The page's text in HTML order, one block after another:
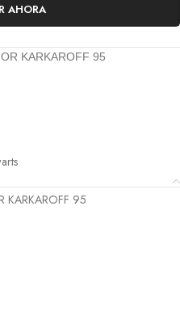
AHORA
KARKAROFF 95
KARKAROFF 95